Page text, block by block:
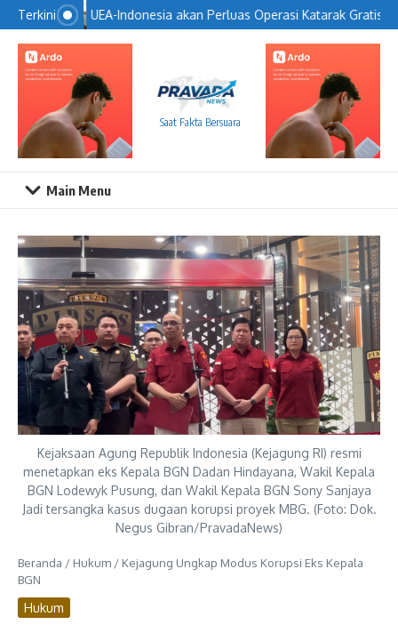
Lewati ke konten
Terkini UEA-Indonesia akan Perluas Operasi Katarak Gratis
Saat Fakta Bersuara
Main Menu
Kejaksaan Agung Republik Indonesia (Kejagung RI) resmi
menetapkan eks Kepala BGN Dadan Hindayana, Wakil Kepala
BGN Lodewyk Pusung, dan Wakil Kepala BGN Sony Sanjaya
Jadi tersangka kasus dugaan korupsi proyek MBG. (Foto: Dok.
Negus Gibran/PravadaNews)
Beranda / Hukum / Kejagung Ungkap Modus Korupsi Eks Kepala
BGN
Hukum